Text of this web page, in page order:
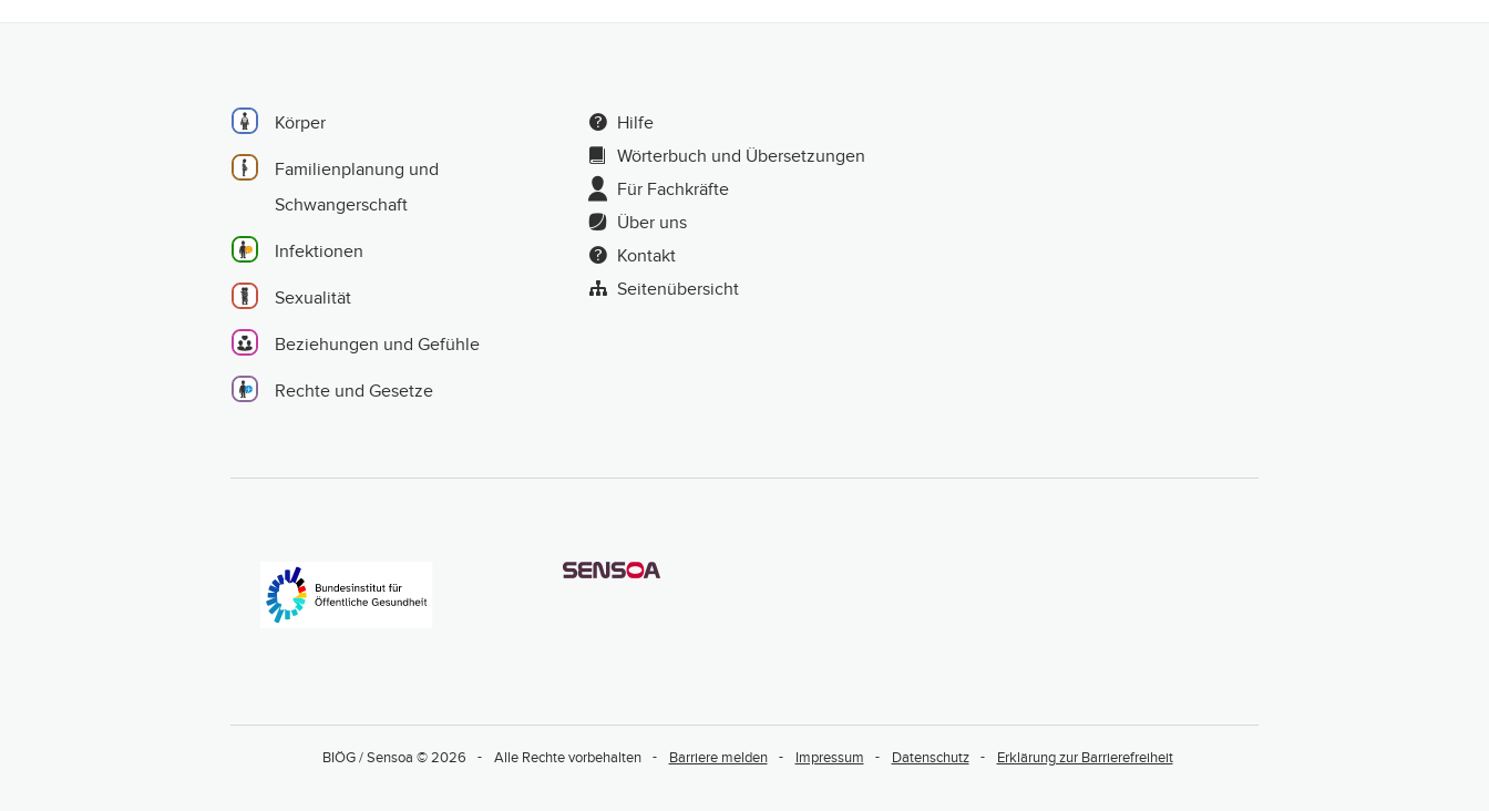
Körper
Familienplanung und
Schwangerschaft
Infektionen
Sexualität
Beziehungen und Gefühle
Rechte und Gesetze
Hilfe
Wörterbuch und Übersetzungen
Für Fachkräfte
Über uns
Kontakt
Seitenübersicht
BIÖG / Sensoa © 2026 Alle Rechte vorbehalten Barriere melden Impressum Datenschutz Erklärung zur Barrierefreiheit